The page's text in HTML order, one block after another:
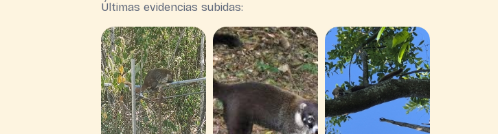
Últimas evidencias subidas: